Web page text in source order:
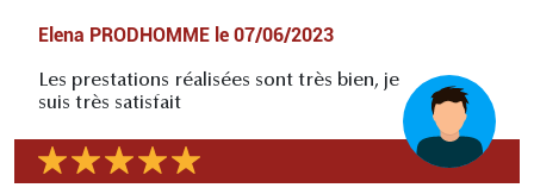
Elena PRODHOMME le 07/06/2023
Les prestations réalisées sont très bien, je
suis très satisfait